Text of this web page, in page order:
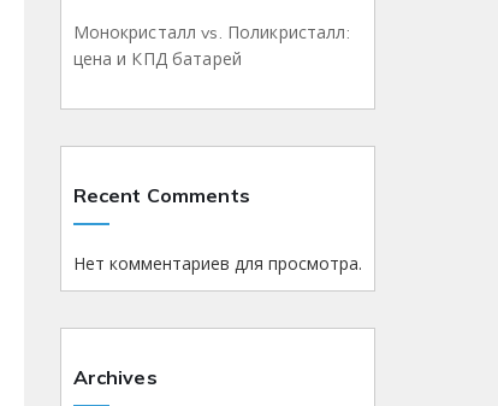
Монокристалл vs. Поликристалл:
цена и КПД батарей
Recent Comments
Нет комментариев для просмотра.
Archives